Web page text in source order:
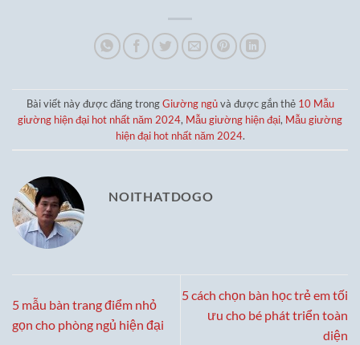
Bài viết này được đăng trongGiường ngủvà được gắn thẻ 10 Mẫu
giường hiện đại hot nhất năm 2024, Mẫu giường hiện đại, Mẫu giường
hiện đại hot nhất năm 2024.
NOITHATDOGO
5 mẫu bàn trang điểm nhỏ
gọn cho phòng ngủ hiện đại
5 cách chọn bàn học trẻ em tối
ưu cho bé phát triển toàn
diện